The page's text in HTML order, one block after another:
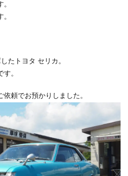
たトヨタ セリカ。
。
頼でお預かりしました。